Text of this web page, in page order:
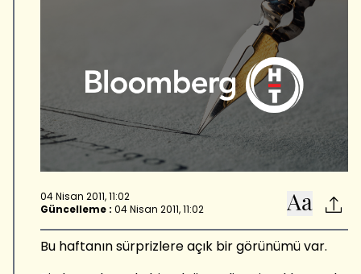
04 Nisan 2011, 11:02
Güncelleme : 04 Nisan 2011, 11:02
Bu haftanın sürprizlere açık bir görünümü var.